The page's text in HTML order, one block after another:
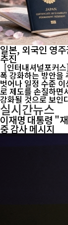
일본, 외국인 영
추진
[인터내셔널포커
폭 강화하는 방안을
벗어나 일정 수준
로 제도를 손질하면
강화될 것으로 보인
실시간뉴스
이재명 대통령 "
중 감사 메시지